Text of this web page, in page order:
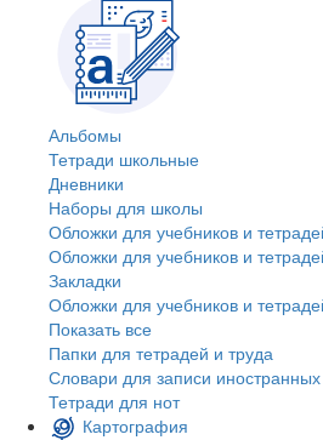
Альбомы
Тетради школьные
Дневники
Наборы для школы
Обложки для учебников и
Обложки для учебников и
Закладки
Обложки для учебников и
Показать все
Папки для тетрадей и труда
Словари для записи
Тетради для нот
Картография